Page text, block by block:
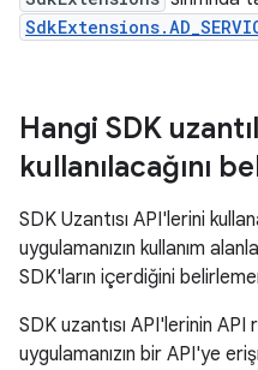
Hangi SDK
kullanılacağını
SDK Uzantısı API'lerini
uygulamanızın kullanım
SDK'ların içerdiğini
SDK uzantısı API'lerinin
uygulamanızın bir API'ye